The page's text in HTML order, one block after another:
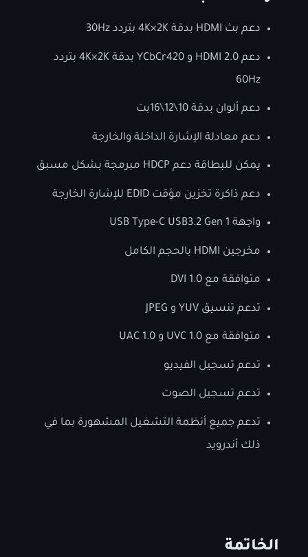
دعم بث HDMI بدقة 4K×2K بتردد 30Hz
دعم HDMI 2.0 و YCbCr420 بدقة 4K×2K بتردد
60Hz
دعم ألوان بدقة 10\12\16بت
دعم معادلة الإشارة الداخلة والخارجة
يمكن للبطاقة دعم HDCP مبرمجة بشكل مسبق
دعم ذاكرة تخزين مؤقت EDID للإشارة الخارجة
واجهة USB Type-C USB3.2 Gen 1
مخرجين HDMI بالحجم الكامل
متوافقة مع DVI 1.0
تدعم تنسيق YUV و JPEG
متوافقة مع UVC 1.0 و UAC 1.0
تدعم تسجيل الفيديو
تدعم تسجيل الصوت
تدعم جميع أنظمة التشغيل المشهورة بما في
ذلك أندرويد
الخاتمة